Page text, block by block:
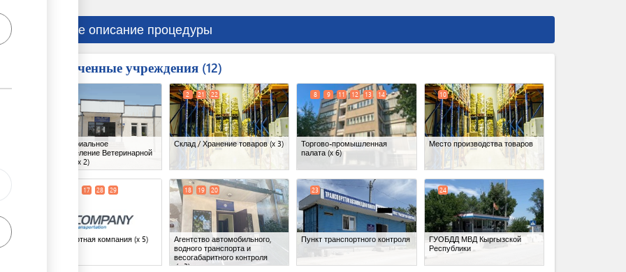
Краткое описание процедуры
Вовлеченные учреждения 12
expand_less
Территориальное
подразделение Ветеринарной
(x 2)
Склад / Хранение товаров(x 3)
2 21 22
Торгово-промышленная
палата (x 6)
8 9 11 12 13 14
Место производства товаров
10
Транспортная компания (x 5)
17 28 29
Агентство автомобильного,
водного транспорта и
весогабаритного контроля
(x 3)
18 19 20
Пункт транспортного контроля
23
ГУОБДД МВД Кыргызской
Республики
24